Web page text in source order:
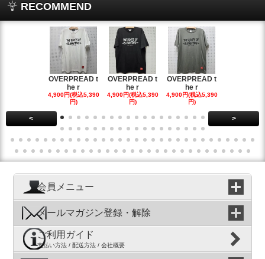
RECOMMEND
OVERPREAD t
he r
4,900円(税込5,390
円)
OVERPREAD t
he r
4,900円(税込5,390
円)
OVERPREAD t
he r
4,900円(税込5,390
円)
< >
会員メニュー
メールマガジン登録・解除
ご利用ガイド
支払い方法 / 配送方法 / 会社概要